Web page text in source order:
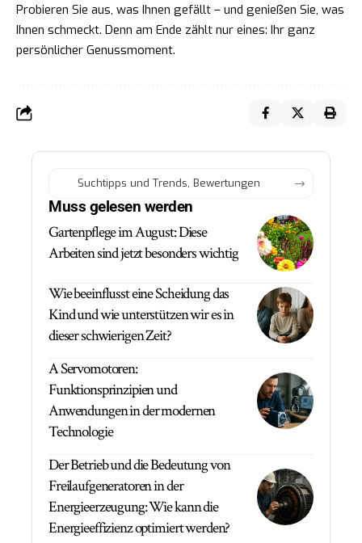
Probieren Sie aus, was Ihnen gefällt – und genießen Sie, was
Ihnen schmeckt. Denn am Ende zählt nur eines: Ihr ganz
persönlicher Genussmoment.
Muss gelesen werden
Gartenpflege im August: Diese
Arbeiten sind jetzt besonders wichtig
Wie beeinflusst eine Scheidung das
Kind und wie unterstützen wir es in
dieser schwierigen Zeit?
A Servomotoren:
Funktionsprinzipien und
Anwendungen in der modernen
Technologie
Der Betrieb und die Bedeutung von
Freilaufgeneratoren in der
Energieerzeugung: Wie kann die
Energieeffizienz optimiert werden?